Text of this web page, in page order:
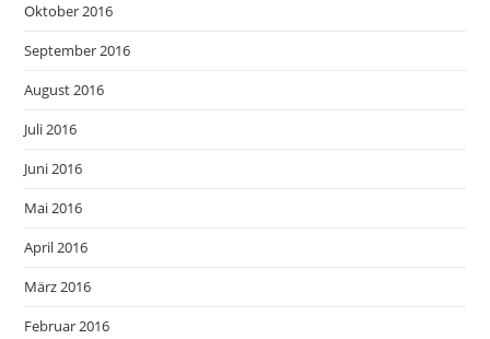
Oktober 2016
September 2016
August 2016
Juli 2016
Juni 2016
Mai 2016
April 2016
März 2016
Februar 2016